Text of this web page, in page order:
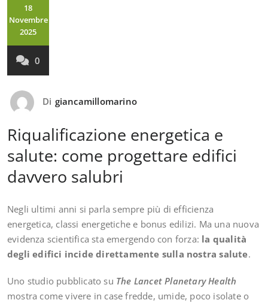
18
Novembre
2025
0
Di giancamillomarino
Riqualificazione energetica e
salute: come progettare edifici
davvero salubri
Negli ultimi anni si parla sempre più di efficienza
energetica, classi energetiche e bonus edilizi. Ma una nuova
evidenza scientifica sta emergendo con forza: la qualità
degli edifici incide direttamente sulla nostra salute.
Uno studio pubblicato su The Lancet Planetary Health
mostra come vivere in case fredde, umide, poco isolate o